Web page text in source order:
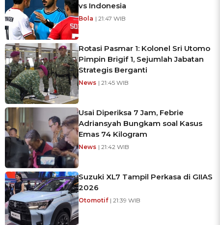
vs Indonesia
Bola | 21:47 WIB
Rotasi Pasmar 1: Kolonel Sri Utomo
Pimpin Brigif 1, Sejumlah Jabatan
Strategis Berganti
News | 21:45 WIB
Usai Diperiksa 7 Jam, Febrie
Adriansyah Bungkam soal Kasus
Emas 74 Kilogram
News | 21:42 WIB
Suzuki XL7 Tampil Perkasa di GIIAS
2026
Otomotif | 21:39 WIB